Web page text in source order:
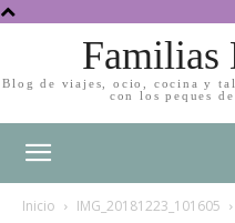
Familias
Blog de viajes, ocio, cocina y
con los peques
Inicio IMG_20181223_101605